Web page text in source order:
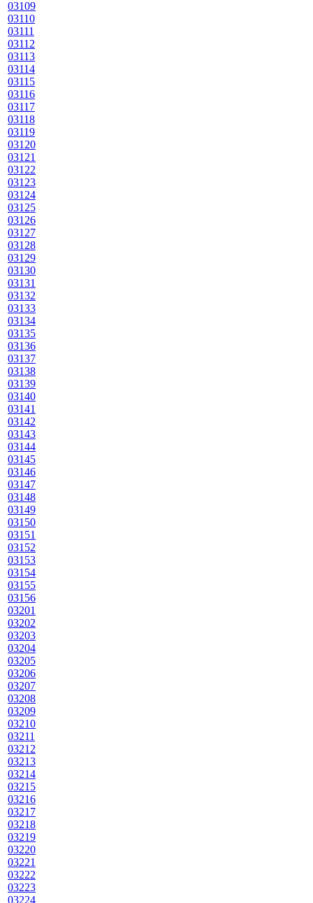
03109
03110
03111
03112
03113
03114
03115
03116
03117
03118
03119
03120
03121
03122
03123
03124
03125
03126
03127
03128
03129
03130
03131
03132
03133
03134
03135
03136
03137
03138
03139
03140
03141
03142
03143
03144
03145
03146
03147
03148
03149
03150
03151
03152
03153
03154
03155
03156
03201
03202
03203
03204
03205
03206
03207
03208
03209
03210
03211
03212
03213
03214
03215
03216
03217
03218
03219
03220
03221
03222
03223
03224